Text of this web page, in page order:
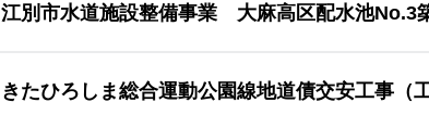
江別市水道施設整備事業 大麻高区配水池No.3
きたひろしま総合運動公園線地道債交安工事（